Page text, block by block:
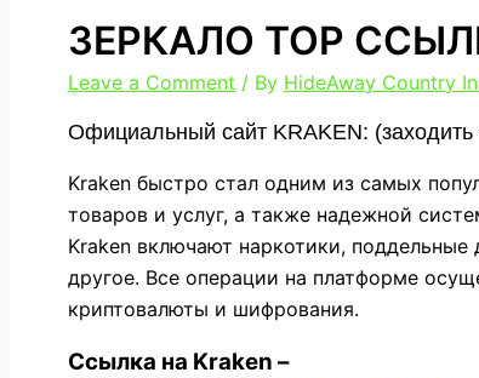
ЗЕРКАЛО ТОР
Leave a Comment / By HideAway Country
Официальный сайт KRAKEN: (заходить
Kraken быстро стал одним из самых
товаров и услуг, а также надежной
Kraken включают наркотики,
другое. Все операции на платформе
криптовалюты и шифрования.
Cсылка на Kraken –